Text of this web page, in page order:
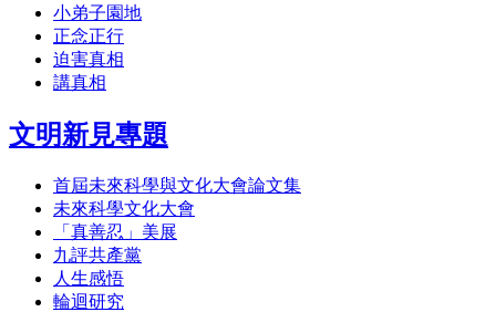
小弟子園地
正念正行
迫害真相
講真相
文明新見專題
首屆未來科學與文化大會論文集
未來科學文化大會
「真善忍」美展
九評共產黨
人生感悟
輪迴研究